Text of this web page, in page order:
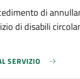
di
di disabili
SERVIZIO